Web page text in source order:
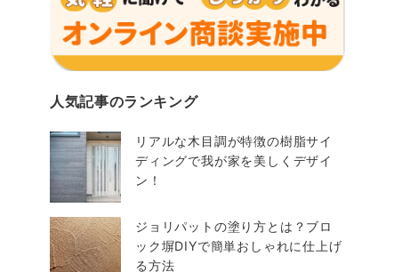
人気記事のランキング
リアルな木目調が特徴の樹脂サイ
ディングで我が家を美しくデザイ
ン！
ジョリパットの塗り方とは？ブロ
ック塀DIYで簡単おしゃれに仕上げ
る方法